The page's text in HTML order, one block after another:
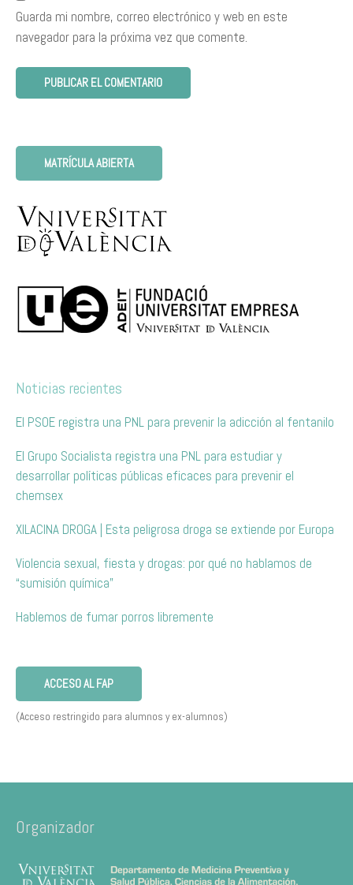
Guarda mi nombre, correo electrónico y web en este
navegador para la próxima vez que comente.
MATRÍCULA ABIERTA
Noticias recientes
El PSOE registra una PNL para prevenir la adicción al fentanilo
El Grupo Socialista registra una PNL para estudiar y
desarrollar políticas públicas eficaces para prevenir el
chemsex
XILACINA DROGA | Esta peligrosa droga se extiende por Europa
Violencia sexual, fiesta y drogas: por qué no hablamos de
“sumisión química”
Hablemos de fumar porros libremente
ACCESO AL FAP
(Acceso restringido para alumnos y ex-alumnos)
Organizador